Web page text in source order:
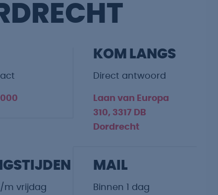
KOM LANGS
Direct antwoord
Laan van Europa
310, 3317 DB
Dordrecht
m vrijdag
MAIL
Binnen 1 dag